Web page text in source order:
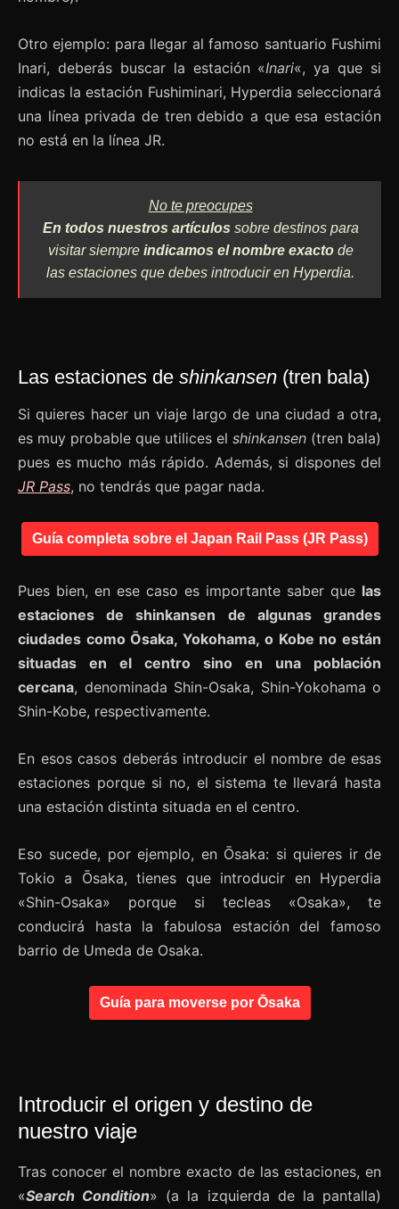
Otro ejemplo: para llegar al famoso santuario Fushimi
Inari, deberás buscar la estación «Inari«, ya que si
indicas la estación Fushiminari, Hyperdia seleccionará
una línea privada de tren debido a que esa estación
no está en la línea JR.
No te preocupes
En todos nuestros artículos sobre destinos para
visitar siempre indicamos el nombre exactode
las estaciones que debes introducir en Hyperdia.
Las estaciones de shinkansen (tren bala)
Si quieres hacer un viaje largo de una ciudad a otra,
es muy probable que utilices el shinkansen (tren bala)
pues es mucho más rápido. Además, si dispones del
JR Pass, no tendrás que pagar nada.
Guía completa sobre el Japan Rail Pass (JR Pass)
Pues bien, en ese caso es importante saber que las
estaciones de shinkansen de algunas grandes
ciudades como Ōsaka, Yokohama, o Kobe no están
situadas en el centro sino en una población
cercana, denominada Shin-Osaka, Shin-Yokohama o
Shin-Kobe, respectivamente.
En esos casos deberás introducir el nombre de esas
estaciones porque si no, el sistema te llevará hasta
una estación distinta situada en el centro.
Eso sucede, por ejemplo, en Ōsaka: si quieres ir de
Tokio a Ōsaka, tienes que introducir en Hyperdia
«Shin-Osaka» porque si tecleas «Osaka», te
conducirá hasta la fabulosa estación del famoso
barrio de Umeda de Osaka.
Guía para moverse por Ōsaka
Introducir el origen y destino de
nuestro viaje
Tras conocer el nombre exacto de las estaciones, en
«Search Condition» (a la izquierda de la pantalla)